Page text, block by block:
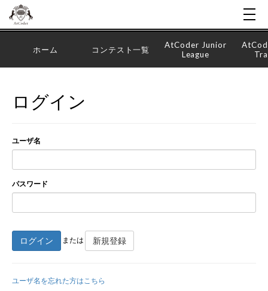
ホーム コンテスト一覧
AtCoder Junior
League
ログイン
ユーザ名
パスワード
ログイン または 新規登録
ユーザ名を忘れた方はこちら